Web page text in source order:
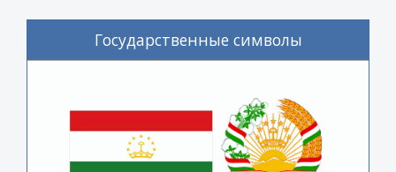
Государственные символы